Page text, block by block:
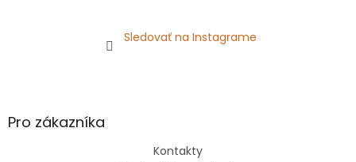
Sledovať na Instagrame
Pro zákazníka
Kontakty